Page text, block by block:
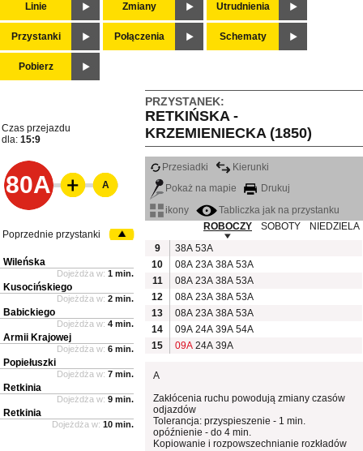
Linie Zmiany Utrudnienia
Przystanki Połączenia Schematy
Pobierz
PRZYSTANEK:
RETKIŃSKA -
KRZEMIENIECKA (1850)
Czas przejazdu
dla: 15:9
80A
Przesiadki
Kierunki
Pokaż na mapie
Drukuj
ikony
Tabliczka jak na przystanku
ROBOCZY
SOBOTY
NIEDZIELA
9
38A 53A
10
08A 23A 38A 53A
11
08A 23A 38A 53A
12
08A 23A 38A 53A
13
08A 23A 38A 53A
14
09A 24A 39A 54A
15
09A 24A 39A
A
Zakłócenia ruchu powodują zmiany czasów
odjazdów
Tolerancja: przyspieszenie - 1 min.
opóźnienie - do 4 min.
Kopiowanie i rozpowszechnianie rozkładów
A
Poprzednie przystanki
Wileńska
Dojeżdża w: 1 min.
Kusocińskiego
Dojeżdża w: 2 min.
Babickiego
Dojeżdża w: 4 min.
Armii Krajowej
Dojeżdża w: 6 min.
Popiełuszki
Dojeżdża w: 7 min.
Retkinia
Dojeżdża w: 9 min.
Retkinia
Dojeżdża w: 10 min.